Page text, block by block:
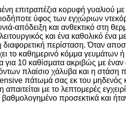
επιτραπέζια κορυφή γυαλιού
ύφος των εγχώριων
απόδειξη και ανθεκτικό στη
λειτουργικός και ένα καθολικό
διαφορετική περίσταση. Όταν
το καθημερινό κόμμα
για 10 καθίσματα ακριβώς με
πλαίσιο χάλυβα και η στάση
πάτωμά σας εκ του μηδενός
με το λεπτομερές
προσεκτικά και